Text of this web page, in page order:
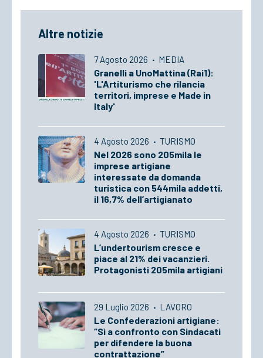
Altre notizie
7 Agosto 2026 · MEDIA
Granelli a UnoMattina (Rai1):
'L'Artiturismo che rilancia
territori, imprese e Made in
Italy'
4 Agosto 2026 · TURISMO
Nel 2026 sono 205mila le
imprese artigiane
interessate da domanda
turistica con 544mila addetti,
il 16,7% dell’artigianato
4 Agosto 2026 · TURISMO
L’undertourism cresce e
piace al 21% dei vacanzieri.
Protagonisti 205mila artigiani
29 Luglio 2026 · LAVORO
Le Confederazioni artigiane:
“Sì a confronto con Sindacati
per difendere la buona
contrattazione”